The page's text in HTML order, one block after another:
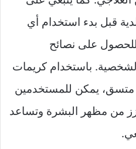
قبل بدء استخدام أي
للحصول على نصائح
باستخدام كريمات
متسق، يمكن للمستخدمين
من مظهر البشرة وتساعد